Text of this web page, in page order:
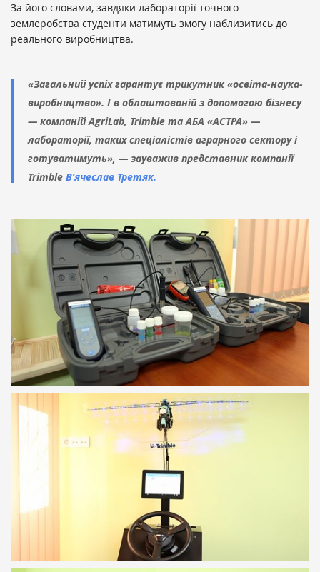
За його словами, завдяки лабораторії точного
землеробства студенти матимуть змогу наблизитись до
реального виробництва.
«Загальний успіх гарантує трикутник «освіта-наука-
виробництво». І в облаштованій з допомогою бізнесу
— компаній AgriLab, Trimble та АБА «АСТРА» —
лабораторії, таких спеціалістів аграрного сектору і
готуватимуть», — зауважив представник компанії
Trimble В’ячеслав Третяк.